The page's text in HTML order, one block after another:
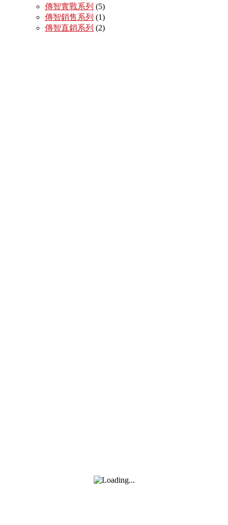
傳智實戰系列 (5)
傳智銷售系列 (1)
傳智直銷系列 (2)